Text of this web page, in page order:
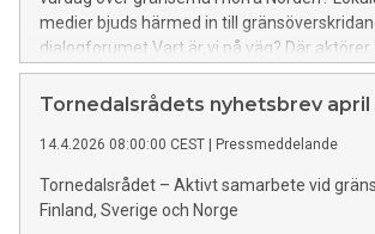
är vi på väg?" hölls den 20–21 maj 2026 på
koulu i Torneå. Att organisera seminariet var
evenemanget genomfördes i samarbete
gränssamarbete och Arctic Rail-föreningen.
blev en succé med cirka 90 intresserade
medier bjuds härmed in till
dialogforumet Vart är vi på väg? Där aktörer
Finland och Norge samlas för att diskutera
nordiska samarbete i gränsregionen.
Samarbete tillsammans med
Dialogforumet är det första större
arrangemanget efter att centret nyligen
markerar starten på ett fördjupat och mer
Tornedalsrådets nyhetsbrev april
14.4.2026 08:00:00 CEST | Pressmeddelande
Tornedalsrådet – Aktivt samarbete vid
Finland, Sverige och Norge